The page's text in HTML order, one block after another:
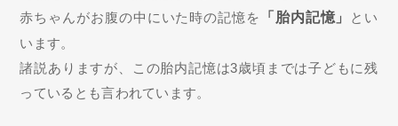
赤ちゃんがお腹の中にいた時の記憶を
「胎内記憶」 とい
います。
諸説ありますが、この胎内記憶は3歳頃までは子どもに残
っているとも言われています。